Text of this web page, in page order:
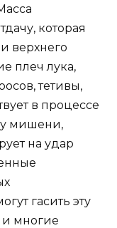
которая
верхнего
плеч лука,
тетивы,
в процессе
мишени,
на удар
гасить эту
и многие